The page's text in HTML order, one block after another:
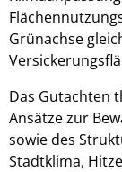
Grünachse
Das Gutachten
Ansätze zur
sowie des
Stadtklima,